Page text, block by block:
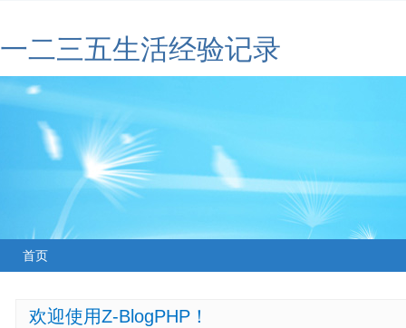
一二三五生活经验记录
首页
欢迎使用Z-BlogPHP！